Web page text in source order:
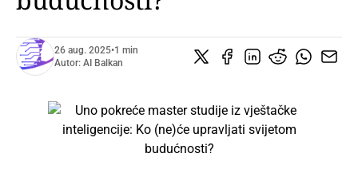
26 aug. 2025•1 min
Autor: AI Balkan